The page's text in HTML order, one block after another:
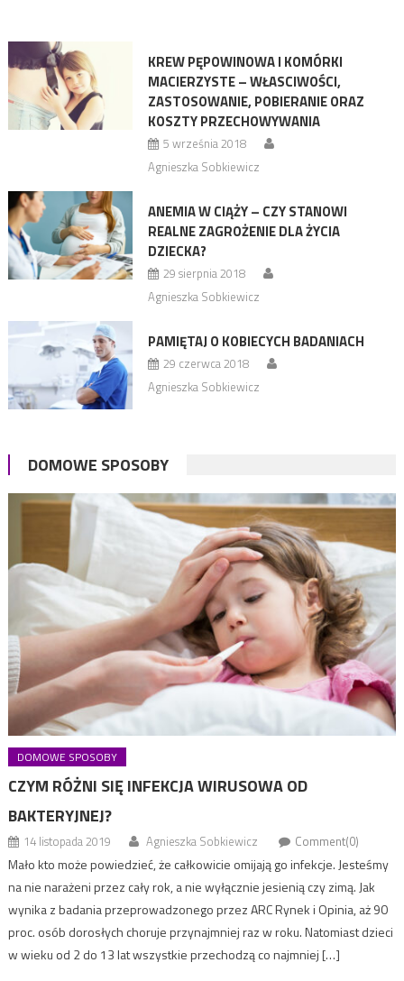
KREW PĘPOWINOWA I KOMÓRKI
MACIERZYSTE – WŁASCIWOŚCI,
ZASTOSOWANIE, POBIERANIE ORAZ
KOSZTY PRZECHOWYWANIA
5 września 2018
Agnieszka Sobkiewicz
ANEMIA W CIĄŻY – CZY STANOWI
REALNE ZAGROŻENIE DLA ŻYCIA
DZIECKA?
29 sierpnia 2018
Agnieszka Sobkiewicz
PAMIĘTAJ O KOBIECYCH BADANIACH
29 czerwca 2018
Agnieszka Sobkiewicz
DOMOWE SPOSOBY
DOMOWE SPOSOBY
CZYM RÓŻNI SIĘ INFEKCJA WIRUSOWA OD
BAKTERYJNEJ?
14 listopada 2019 Agnieszka Sobkiewicz Comment(0)
Mało kto może powiedzieć, że całkowicie omijają go infekcje. Jesteśmy
na nie narażeni przez cały rok, a nie wyłącznie jesienią czy zimą. Jak
wynika z badania przeprowadzonego przez ARC Rynek i Opinia, aż 90
proc. osób dorosłych choruje przynajmniej raz w roku. Natomiast dzieci
w wieku od 2 do 13 lat wszystkie przechodzą co najmniej […]